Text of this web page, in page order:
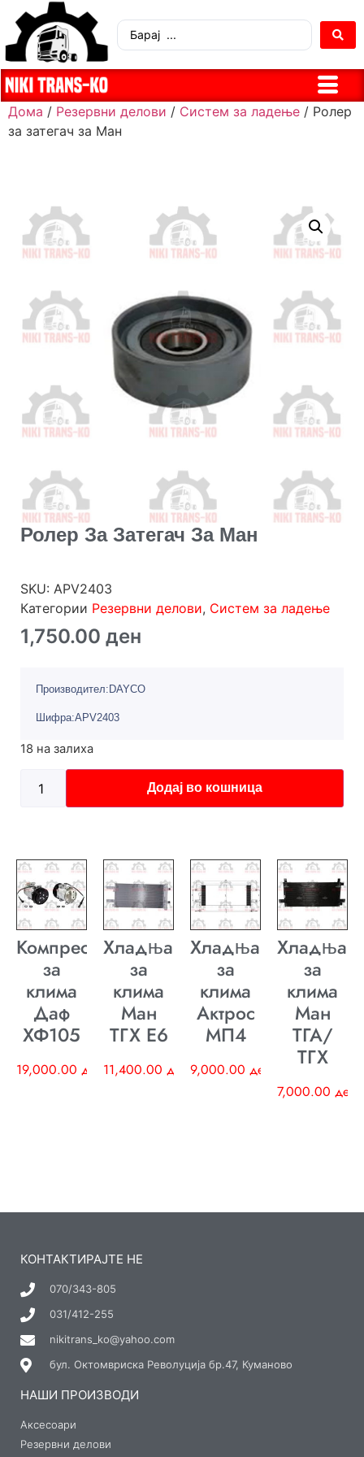
Дома / Резервни делови / Систем за ладење / Ролер
за затегач за Ман
Ролер За Затегач За Ман
SKU: APV2403
Категории Резервни делови, Систем за ладење
1,750.00 ден
Производител:DAYCO
Шифра:APV2403
18 на залиха
Додај во кошница
Компресор
за
клима
Даф
ХФ105
19,000.00 ден
Хладњак
за
клима
Ман
ТГХ E6
11,400.00 ден
Хладњак
за
клима
Актрос
МП4
9,000.00 ден
Хладњак
за
клима
Ман
ТГА/
ТГХ
7,000.00 ден
КОНТАКТИРАЈТЕ НЕ
070/343-805
031/412-255
nikitrans_ko@yahoo.com
бул. Октомвриска Револуција бр.47, Куманово
НАШИ ПРОИЗВОДИ
Аксесоари
Резервни делови